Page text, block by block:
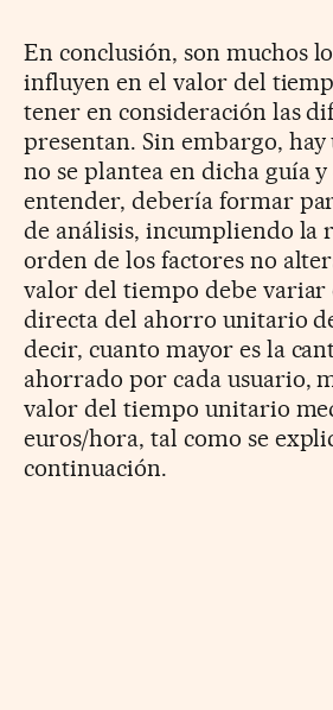
En conclusión, son muchos
influyen en el valor del
tener en consideración las
presentan. Sin embargo, hay
no se plantea en dicha guía y
entender, debería formar
de análisis, incumpliendo la
orden de los factores no
valor del tiempo debe variar
directa del ahorro unitario
decir, cuanto mayor es la
ahorrado por cada usuario,
valor del tiempo unitario
euros/hora, tal como se
continuación.